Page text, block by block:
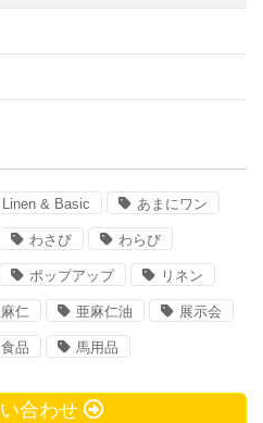
Linen & Basic あまにワン
わさび わらび
ポップアップ リネン
仁 亜麻仁油 展示会
食品 馬用品
合わせ